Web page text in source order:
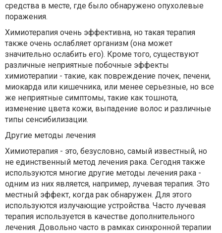
средства в месте, где было обнаружено опухолевые
поражения.
Химиотерапия очень эффективна, но такая терапия
также очень ослабляет организм (она может
значительно ослабить его). Кроме того, существуют
различные неприятные побочные эффекты
химиотерапии - такие, как повреждение почек, печени,
миокарда или кишечника, или менее серьезные, но все
же неприятные симптомы, такие как тошнота,
изменение цвета кожи, выпадение волос и различные
типы сенсибилизации.
Другие методы лечения
Химиотерапия - это, безусловно, самый известный, но
не единственный метод лечения рака. Сегодня также
используются многие другие методы лечения рака -
одним из них является, например, лучевая терапия. Это
местный эффект, когда рак обнаружен. Для этого
используются излучающие устройства. Часто лучевая
терапия используется в качестве дополнительного
лечения. Довольно часто в рамках синхронной терапии